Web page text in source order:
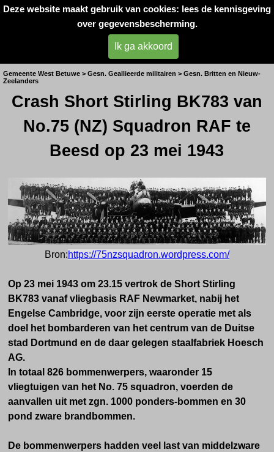
Deze website maakt gebruik van cookies: lees de kennisgeving
over gegevensbescherming.
Ik ga akkoord
Oorlogsslachtoffers
West- Betuwe
Gemeente West Betuwe > Gesn. Geallieerde militairen > Gesn. Britten en Nieuw-
Zeelanders
Crash Short Stirling BK783 van
No.75 (NZ) Squadron RAF te
Beesd op 23 mei 1943
Bron:https://75nzsquadron.wordpress.com/
Op 23 mei 1943 om 23.15 vertrok de Short Stirling
BK783 vanaf vliegbasis RAF Newmarket, nabij het
Engelse Cambridge, voor zijn eerste operatie met als
doel het bombarderen van het centrum van de Duitse
stad Dortmund en de daar gelegen staalfabriek Hoesch
AG.
In totaal 826 bommenwerpers, waaronder 15
vliegtuigen van het No. 75 squadron, voerden de
aanvallen uit met zgn. 1000 ponders-bommen en 30
pond zware brandbommen.
De bommenwerpers hadden veel last van middelzware